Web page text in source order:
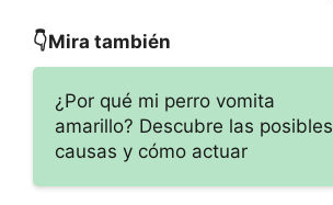
👇Mira también
¿Por qué mi perro vomita
amarillo? Descubre las posibles
causas y cómo actuar